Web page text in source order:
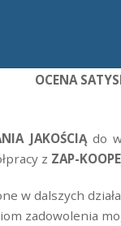
OCENA
JAKOŚCIĄdo
z ZAP-
w dalszych
zadowolenia